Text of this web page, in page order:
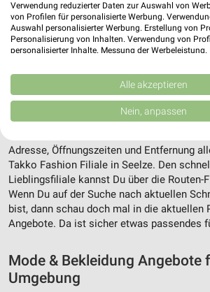
Adresse, Öffnungszeiten und
die Takko Fashion Filiale in
Adresse, Öffnungszeiten und Entfernung
Takko Fashion Filiale in Seelze. Den
Lieblingsfiliale kannst Du über die Routen-
Wenn Du auf der Suche nach aktuellen
bist, dann schau doch mal in die aktuellen
Angebote. Da ist sicher etwas passendes
Mode & Bekleidung Angebote
Umgebung
Verwendung reduzierter Daten zur Auswahl von
von Profilen für personalisierte Werbung.
Auswahl personalisierter Werbung. Erstellung von
Personalisierung von Inhalten. Verwendung von
personalisierter Inhalte. Messung der Werbeleistung.
Kombinationen von Daten aus verschiedenen
Verbesserung der Angebote. Verwendung
von Inhalten.
Daten können außerhalb der Europäischen Union
USA gesendet werden.
Website/App.
Partnerliste anzeigen (1 IAB-Anbieter)
Wir nutzen Ihre Daten für folgende Zwecke:
IAB-Verarbeitungszwecke:
Speichern von oder Zugriff auf
auf einem Endgerät
Verwendung reduzierter Daten zur
Werbeanzeigen
Alle akzeptieren
Nein, anpassen